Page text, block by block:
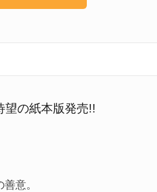
望の紙本版発売!!
意。